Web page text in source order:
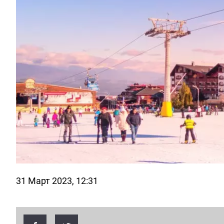
31 Март 2023, 12:31